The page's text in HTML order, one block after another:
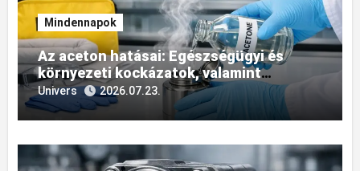
Mindennapok
Az aceton hatásai: Egészségügyi és
környezeti kockázatok, valamint
biztonságos kezelési módszerek
Univers 2026.07.23.